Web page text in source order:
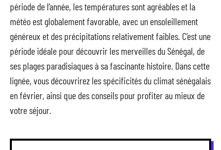
période de l’année, les températures sont agréables et la
météo est globalement favorable, avec un ensoleillement
généreux et des précipitations relativement faibles. C’est une
période idéale pour découvrir les merveilles du Sénégal, de
ses plages paradisiaques à sa fascinante histoire. Dans cette
lignée, vous découvrirez les spécificités du climat sénégalais
en février, ainsi que des conseils pour profiter au mieux de
votre séjour.